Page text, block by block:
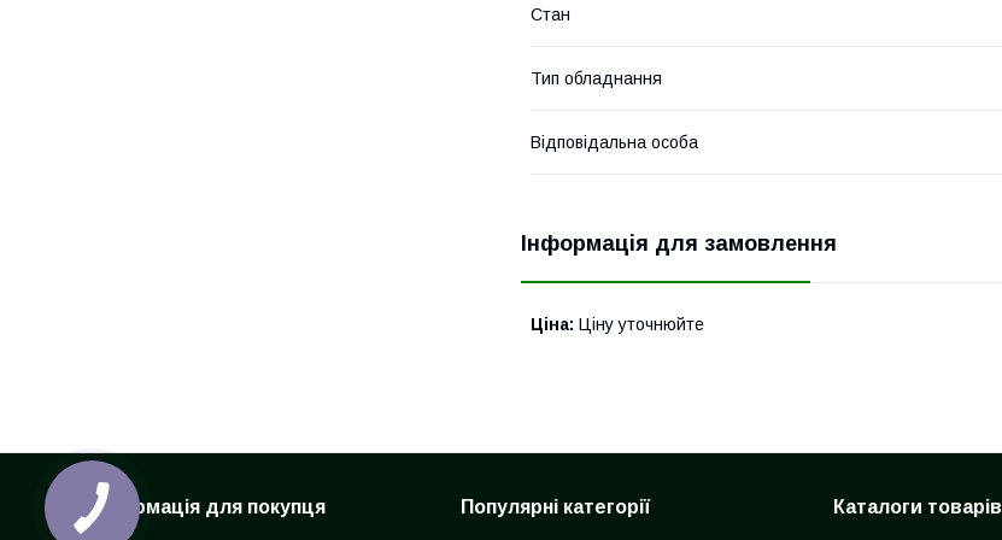
Стан
Тип обладнання
Відповідальна особа
Інформація для замовлення
Ціна: Ціну уточнюйте
Інформація для покупця Популярні категорії Каталоги товарів